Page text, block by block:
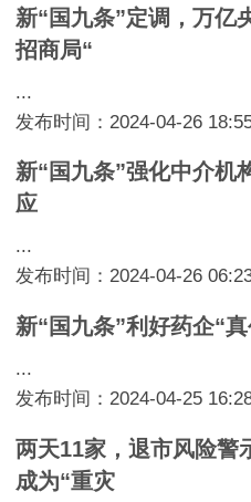
新“国九条”定调，万亿
招商局“
...
发布时间：2024-04-26
新“国九条”强化中介机
应
...
发布时间：2024-04-26
新“国九条”利好药企“
...
发布时间：2024-04-25
两天11家，退市风险警
成为“重灾